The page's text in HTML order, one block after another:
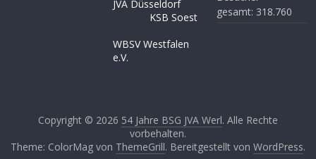
JVA Düsseldorf
KSB Soest
WBSV Westfalen
e.V.
gesamt: 318.760
Copyright © 2026 54 Jahre BSG JVA Werl. Alle Rechte
vorbehalten.
Theme: ColorMag von ThemeGrill. Bereitgestellt von WordPress.